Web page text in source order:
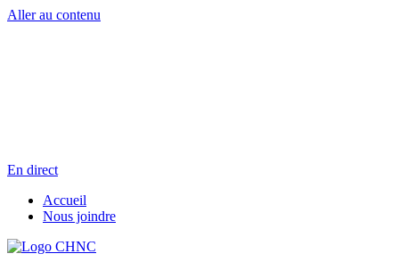
Aller au contenu
En direct
Accueil
Nous joindre